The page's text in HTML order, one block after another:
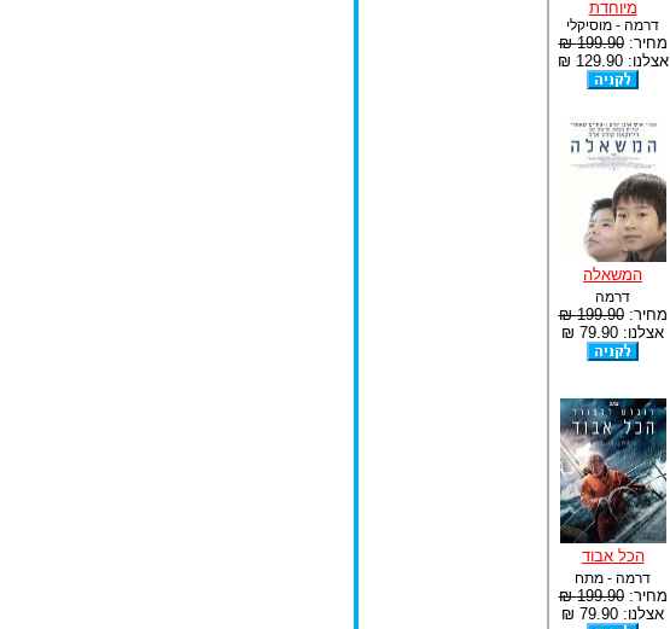
מיוחדת
דרמה - מוסיקלי
מחיר:199.90 ₪
אצלנו: 129.90 ₪
המשאלה
דרמה
מחיר:199.90 ₪
אצלנו: 79.90 ₪
הכל אבוד
דרמה - מתח
מחיר:199.90 ₪
אצלנו: 79.90 ₪